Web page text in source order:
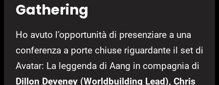
Gathering
Ho avuto l’opportunità di presenziare a una
conferenza a porte chiuse riguardante il set di
Avatar: La leggenda di Aang in compagnia di
Dillon Deveney (Worldbuilding Lead), Chris